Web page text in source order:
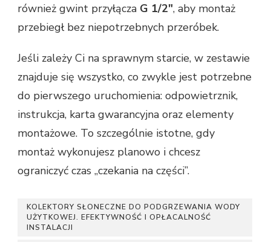
również gwint przyłącza G 1/2″, aby montaż
przebiegł bez niepotrzebnych przeróbek.
Jeśli zależy Ci na sprawnym starcie, w zestawie
znajduje się wszystko, co zwykle jest potrzebne
do pierwszego uruchomienia: odpowietrznik,
instrukcja, karta gwarancyjna oraz elementy
montażowe. To szczególnie istotne, gdy
montaż wykonujesz planowo i chcesz
ograniczyć czas „czekania na części”.
KOLEKTORY SŁONECZNE DO PODGRZEWANIA WODY
UŻYTKOWEJ. EFEKTYWNOŚĆ I OPŁACALNOŚĆ
INSTALACJI